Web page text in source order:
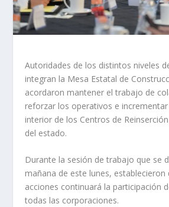
Autoridades de los distintos niveles
integran la Mesa Estatal de
acordaron mantener el trabajo de
reforzar los operativos e
interior de los Centros de
del estado.
Durante la sesión de trabajo que se
mañana de este lunes, establecieron
acciones continuará la participación
todas las corporaciones.